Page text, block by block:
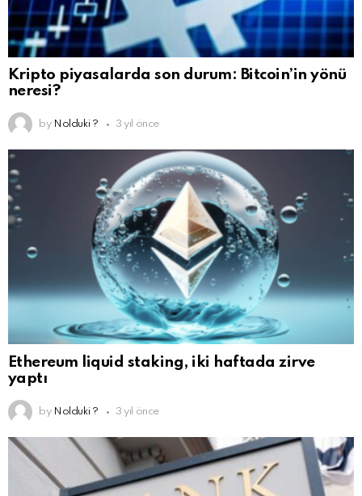
Kripto piyasalarda son durum: Bitcoin’in yönü
neresi?
by Nolduki ? 3 yıl önce
Ethereum liquid staking, iki haftada zirve
yaptı
by Nolduki ? 3 yıl önce